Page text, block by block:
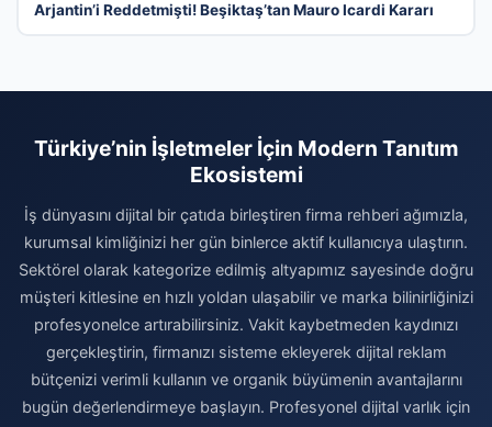
Arjantin’i Reddetmişti! Beşiktaş’tan Mauro Icardi Kararı
Türkiye’nin İşletmeler İçin Modern Tanıtım
Ekosistemi
İş dünyasını dijital bir çatıda birleştiren firma rehberi ağımızla,
kurumsal kimliğinizi her gün binlerce aktif kullanıcıya ulaştırın.
Sektörel olarak kategorize edilmiş altyapımız sayesinde doğru
müşteri kitlesine en hızlı yoldan ulaşabilir ve marka bilinirliğinizi
profesyonelce artırabilirsiniz. Vakit kaybetmeden kaydınızı
gerçekleştirin, firmanızı sisteme ekleyerek dijital reklam
bütçenizi verimli kullanın ve organik büyümenin avantajlarını
bugün değerlendirmeye başlayın. Profesyonel dijital varlık için